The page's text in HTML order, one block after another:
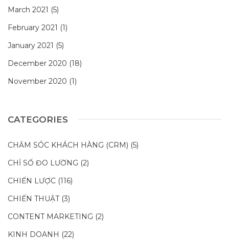
March 2021 (5)
February 2021 (1)
January 2021 (5)
December 2020 (18)
November 2020 (1)
CATEGORIES
CHĂM SÓC KHÁCH HÀNG (CRM) (5)
CHỈ SỐ ĐO LƯỜNG (2)
CHIẾN LƯỢC (116)
CHIẾN THUẬT(3)
CONTENT MARKETING (2)
KINH DOANH (22)